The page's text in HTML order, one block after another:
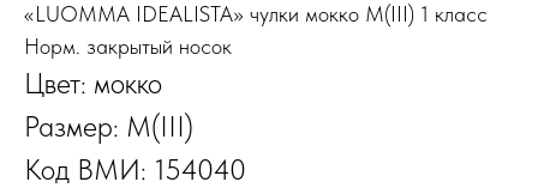
«LUOMMA IDEALISTA» чулки мокко M(III) 1 класс
Норм. закрытый носок
Цвет: мокко
Размер: M(III)
Код ВМИ: 154040